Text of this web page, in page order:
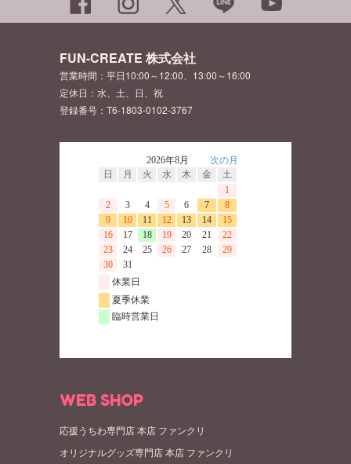
FUN-CREATE 株式会社
営業時間：平日10:00～12:00、13:00～16:00
定休日：水、土、日、祝
登録番号：T6-1803-0102-3767
WEB SHOP
応援うちわ専門店 本店 ファンクリ
オリジナルグッズ専門店 本店 ファンクリ